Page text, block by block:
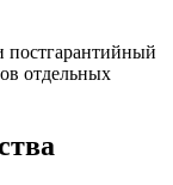
отдельных